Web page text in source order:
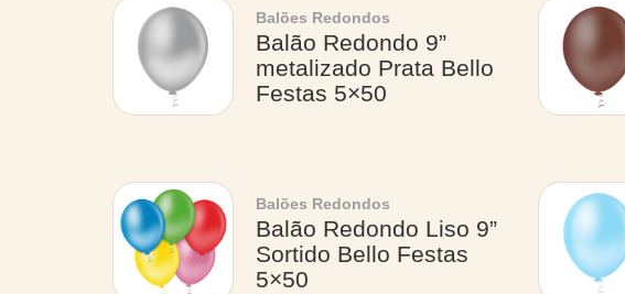
Balões Redondos
Balão Redondo 9”
metalizado Prata Bello
Festas 5×50
Balões Redondos
Balão Redondo Liso 9”
Sortido Bello Festas
5×50